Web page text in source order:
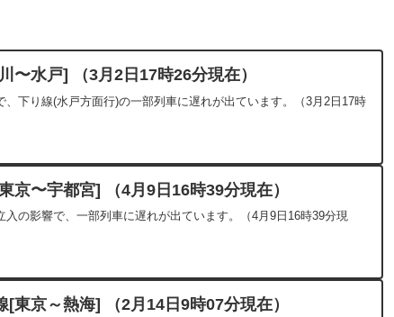
〜水戸] （3月2日17時26分現在）
下り線(水戸方面行)の一部列車に遅れが出ています。（3月2日17時
京〜宇都宮] （4月9日16時39分現在）
の影響で、一部列車に遅れが出ています。（4月9日16時39分現
[東京～熱海] （2月14日9時07分現在）